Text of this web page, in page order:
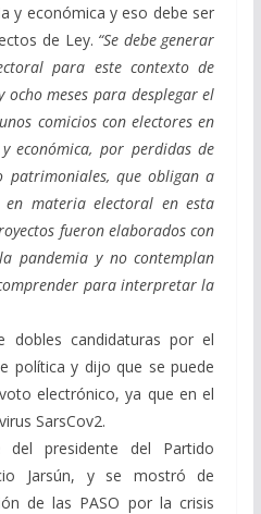
y económica y eso debe ser
de Ley. “Se debe generar
para este contexto de
ocho meses para desplegar el
comicios con electores en
económica, por perdidas de
patrimoniales, que obligan a
materia electoral en esta
fueron elaborados con
pandemia y no contemplan
para interpretar la
candidaturas por el
política y dijo que se puede
electrónico, ya que en el
SarsCov2.
presidente del Partido
Jarsún, y se mostró de
de las PASO por la crisis